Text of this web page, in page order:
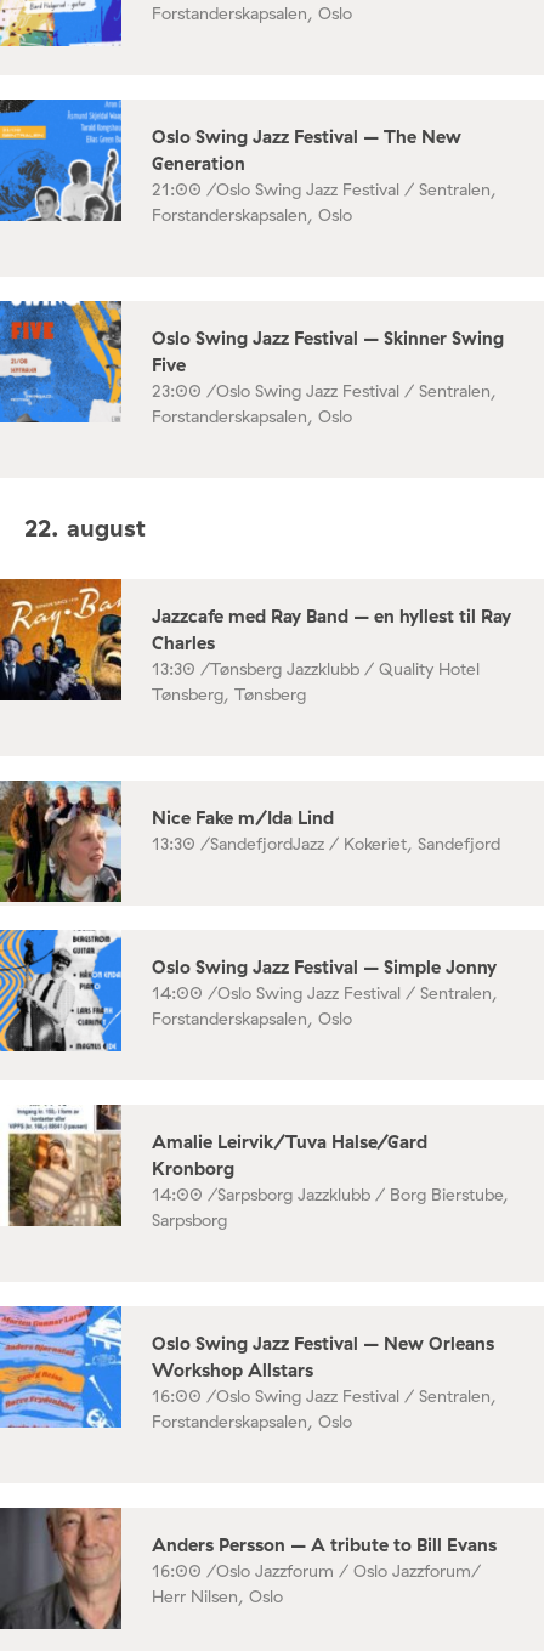
Forstanderskapsalen, Oslo
Oslo Swing Jazz Festival – The New
Generation
21:00 /Oslo Swing Jazz Festival / Sentralen,
Forstanderskapsalen, Oslo
Oslo Swing Jazz Festival – Skinner Swing
Five
23:00 /Oslo Swing Jazz Festival / Sentralen,
Forstanderskapsalen, Oslo
22. august
Jazzcafe med Ray Band – en hyllest til Ray
Charles
13:30 /Tønsberg Jazzklubb / Quality Hotel
Tønsberg, Tønsberg
Nice Fake m/Ida Lind
13:30 /SandefjordJazz / Kokeriet, Sandefjord
Oslo Swing Jazz Festival – Simple Jonny
14:00 /Oslo Swing Jazz Festival / Sentralen,
Forstanderskapsalen, Oslo
Amalie Leirvik/Tuva Halse/Gard
Kronborg
14:00 /Sarpsborg Jazzklubb / Borg Bierstube,
Sarpsborg
Oslo Swing Jazz Festival – New Orleans
Workshop Allstars
16:00 /Oslo Swing Jazz Festival / Sentralen,
Forstanderskapsalen, Oslo
Anders Persson – A tribute to Bill Evans
16:00 /Oslo Jazzforum / Oslo Jazzforum/
Herr Nilsen, Oslo